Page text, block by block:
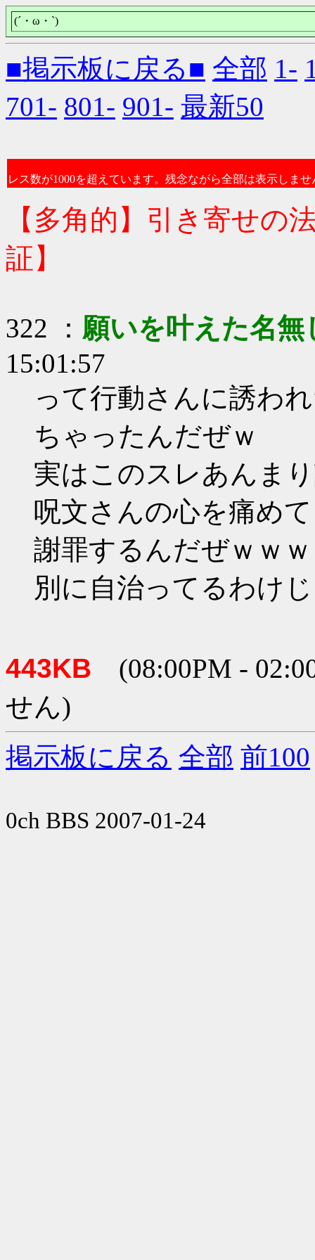
(´・ω・`)
■掲示板に戻る■ 全部 1-
701- 801- 901- 最新50
レス数が1000を超えています。残念ながら全部は表示しませ
【多角的】引き寄せの
証】
322 ： 願いを叶えた名無
15:01:57
って行動さんに誘わ
ちゃったんだぜｗ
実はこのスレあんま
呪文さんの心を痛め
謝罪するんだぜｗｗｗ
別に自治ってるわけ
443KB (08:00PM -
せん)
掲示板に戻る 全部 前100
0ch BBS 2007-01-24